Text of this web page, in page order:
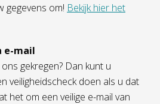
gegevens om! Bekijk hier het
e-mail
gekregen? Dan kunt u
veiligheidscheck doen als u dat
het om een veilige e-mail van